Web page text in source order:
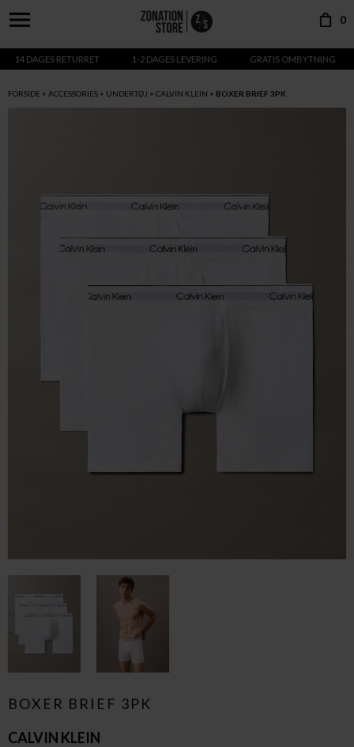
0
14 DAGES RETURRET 1-2 DAGES LEVERING GRATIS OMBYTNING
FORSIDE ACCESSORIES UNDERTØJ CALVIN KLEIN BOXER BRIEF 3PK
BOXER BRIEF 3PK
CALVIN KLEIN